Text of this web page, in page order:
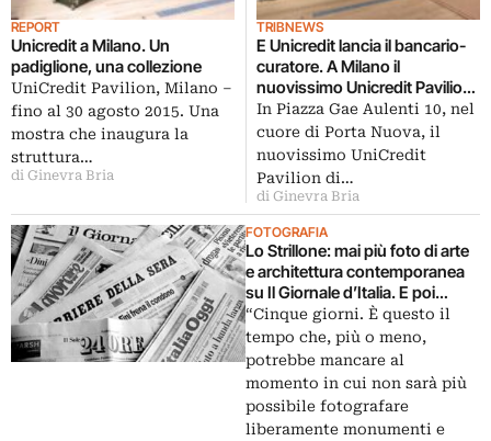
REPORT
Unicredit a Milano. Un
padiglione, una collezione
UniCredit Pavilion, Milano –
fino al 30 agosto 2015. Una
mostra che inaugura la
struttura…
di Ginevra Bria
TRIBNEWS
E Unicredit lancia il bancario-
curatore. A Milano il
nuovissimo Unicredit Pavilion
ospita una selezione della
collezione del gruppo: e a
scegliere sono i dipendenti
In Piazza Gae Aulenti 10, nel
cuore di Porta Nuova, il
nuovissimo UniCredit
Pavilion di…
di Ginevra Bria
FOTOGRAFIA
Lo Strillone: mai più foto di arte
e architettura contemporanea
su Il Giornale d’Italia. E poi
Tempio della Pace, Mimmo
Paladino, Davide Rampello
“Cinque giorni. È questo il
tempo che, più o meno,
potrebbe mancare al
momento in cui non sarà più
possibile fotografare
liberamente monumenti e